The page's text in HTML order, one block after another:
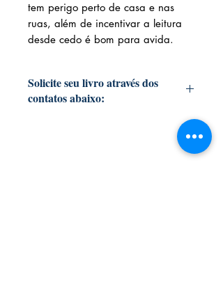
tem perigo perto de casa e nas
ruas, além de incentivar a leitura
desde cedo é bom para avida.
Solicite seu livro através dos
contatos abaixo:
- São